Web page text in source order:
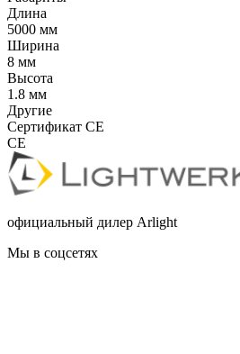
Длина
5000 мм
Ширина
8 мм
Высота
1.8 мм
Другие
Сертификат CE
CE
официальный дилер Arlight
Мы в соцсетях